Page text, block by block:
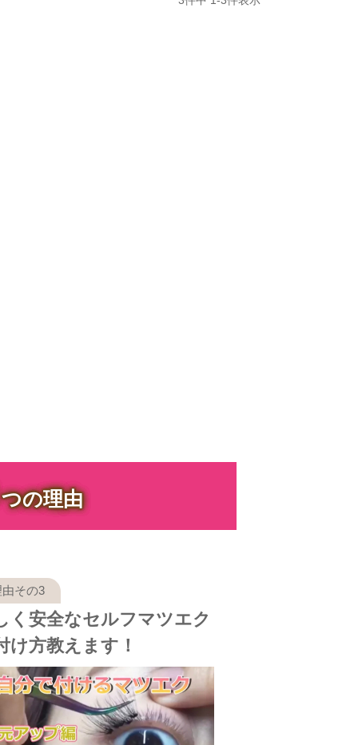
つの理由
く安全なセルフマツエク
け方教えます！